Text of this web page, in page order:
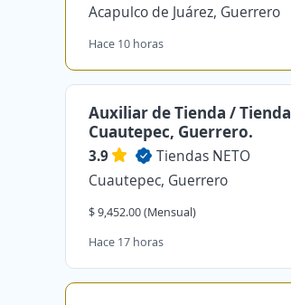
Acapulco de Juárez, Guerrero
Hace 10 horas
Auxiliar de Tienda /
Cuautepec, Guerrero.
3.9
Tiendas NETO
Cuautepec, Guerrero
$ 9,452.00 (Mensual)
Hace 17 horas